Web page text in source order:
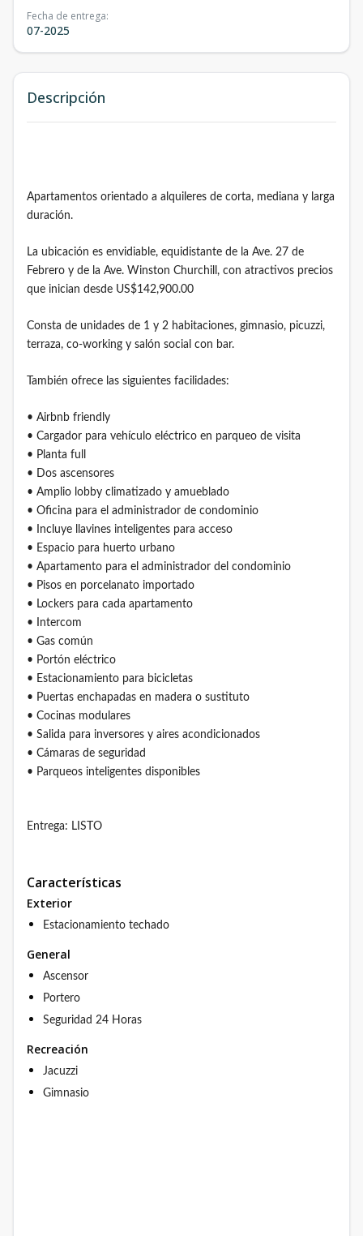
Fecha de entrega:
07-2025
Descripción
Apartamentos orientado a alquileres de corta, mediana y larga
duración.
La ubicación es envidiable, equidistante de la Ave. 27 de
Febrero y de la Ave. Winston Churchill, con atractivos precios
que inician desde US$142,900.00
Consta de unidades de 1 y 2 habitaciones, gimnasio, picuzzi,
terraza, co-working y salón social con bar.
También ofrece las siguientes facilidades:
• Airbnb friendly
• Cargador para vehículo eléctrico en parqueo de visita
• Planta full
• Dos ascensores
• Amplio lobby climatizado y amueblado
• Oficina para el administrador de condominio
• Incluye llavines inteligentes para acceso
• Espacio para huerto urbano
• Apartamento para el administrador del condominio
• Pisos en porcelanato importado
• Lockers para cada apartamento
• Intercom
• Gas común
• Portón eléctrico
• Estacionamiento para bicicletas
• Puertas enchapadas en madera o sustituto
• Cocinas modulares
• Salida para inversores y aires acondicionados
• Cámaras de seguridad
• Parqueos inteligentes disponibles
Entrega: LISTO
Características
Exterior
Estacionamiento techado
General
Ascensor
Portero
Seguridad 24 Horas
Recreación
Jacuzzi
Gimnasio